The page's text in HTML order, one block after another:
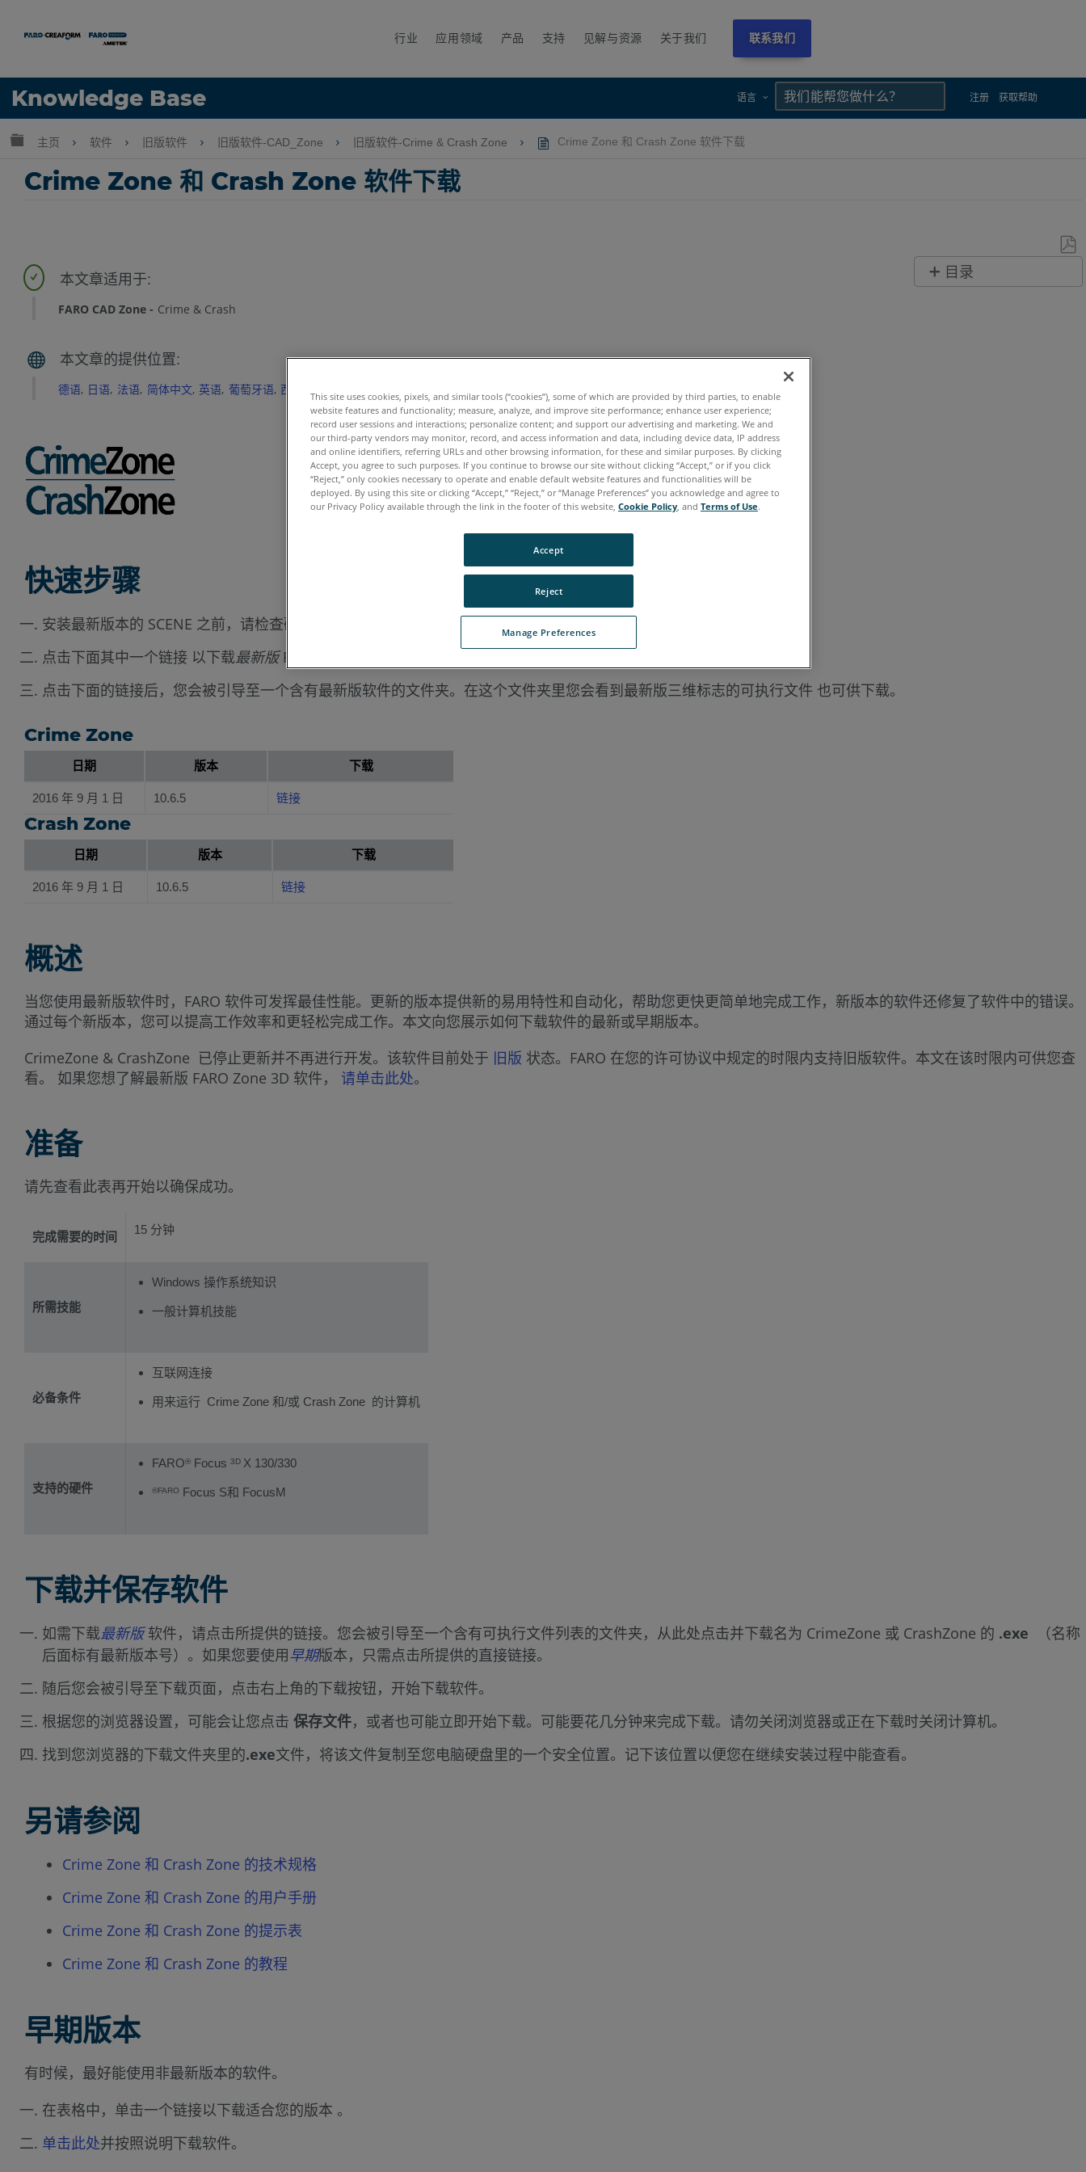
行业 应用领域 产品 支持 见解与资源 关于我们 联系我们
Knowledge Base 语言 注册 获取帮助
语言
扩展/隐缩全局层次
主页 软件 旧版软件 旧版软件-CAD_Zone 旧版软件-Crime & Crash Zone Crime Zone 和 Crash Zone 软件下载
Crime Zone 和 Crash Zone 软件下载
存
目录
Zone
FARO CAD Zone Crime & Crash
德语 日语 法语 简体中文 英语 葡萄牙语 西班牙语
快速步骤
安装最新版本的 SCENE 之前，请检查确定您的系统满足 最低系统要求
点击下面其中一个链接 以下载最新版 FARO
点击下面的链接后，您会被引导至一个含有最新版软件的文件夹。在这个文件夹里您会看到最新版三维标志的可执行文件 也可供下载。
Crime Zone
日期 版本 下载
2016 年 9 月 1 日 10.6.5 链接
Crash Zone
日期 版本 下载
2016 年 9 月 1 日 10.6.5 链接
概述
当您使用最新版软件时，FARO 软件可发挥最佳性能。更新的版本提供新的易用特性和自动化，帮助您更快更简单地完成工作，新版本的软件还修复了软件中的错误。
通过每个新版本，您可以提高工作效率和更轻松完成工作。本文向您展示如何下载软件的最新或早期版本。
CrimeZone & CrashZone 已停止更新并不再进行开发。该软件目前处于 旧版 状态。FARO 在您的许可协议中规定的时限内支持旧版软件。本文在该时限内可供您查
看。 如果您想了解最新版 FARO Zone 3D 软件， 请单击此处。
准备
请先查看此表再开始以确保成功。
完成需要的时间
15 分钟
所需技能
Windows 操作系统知识
一般计算机技能
必备条件
互联网连接
用来运行 Crime Zone 和/或 Crash Zone 的计算机
支持的硬件
FARO® Focus 3D X 130/330
®FARO Focus S和 FocusM
下载并保存软件
如需下载最新版软件，请点击所提供的链接。您会被引导至一个含有可执行文件列表的文件夹，从此处点击并下载名为 CrimeZone 或 CrashZone 的 .exe （名称
后面标有最新版本号）。如果您要使用早期版本，只需点击所提供的直接链接。
随后您会被引导至下载页面，点击右上角的下载按钮，开始下载软件。
根据您的浏览器设置，可能会让您点击 保存文件，或者也可能立即开始下载。可能要花几分钟来完成下载。请勿关闭浏览器或正在下载时关闭计算机。
找到您浏览器的下载文件夹里的.exe文件，将该文件复制至您电脑硬盘里的一个安全位置。记下该位置以便您在继续安装过程中能查看。
另请参阅
Crime Zone 和 Crash Zone 的技术规格
Crime Zone 和 Crash Zone 的用户手册
Crime Zone 和 Crash Zone 的提示表
Crime Zone 和 Crash Zone 的教程
早期版本
有时候，最好能使用非最新版本的软件。
在表格中，单击一个链接以下载适合您的版本 。
单击此处并按照说明下载软件。
This site uses cookies, pixels, and similar tools (“cookies”), some of which are provided by third parties, to enable
website features and functionality; measure, analyze, and improve site performance; enhance user experience;
record user sessions and interactions; personalize content; and support our advertising and marketing. We and
our third-party vendors may monitor, record, and access information and data, including device data, IP address
and online identifiers, referring URLs and other browsing information, for these and similar purposes. By clicking
Accept, you agree to such purposes. If you continue to browse our site without clicking “Accept,” or if you click
“Reject,” only cookies necessary to operate and enable default website features and functionalities will be
deployed. By using this site or clicking “Accept,” “Reject,” or “Manage Preferences” you acknowledge and agree to
our Privacy Policy available through the link in the footer of this website, Cookie Policy , and Terms of Use.
Manage Preferences
Reject
Accept